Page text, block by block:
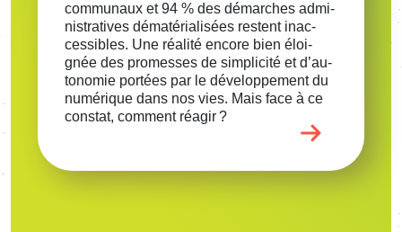
commu­naux et 94 % des démarches admi­
nis­tra­tives déma­té­ria­li­sées restent inac­
ces­sibles. Une réalité encore bien éloi­
gnée des promesses de simpli­cité et d’au­
to­no­mie portées par le déve­lop­pe­ment du
numé­rique dans nos vies. Mais face à ce
constat, comment réagir ?